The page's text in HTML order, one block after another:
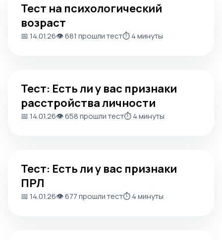
Тест на психологический
возраст
📅 14.01.26👁️ 681 прошли тест⏱️ 4 минуты
Тест: Есть ли у вас признаки
расстройства личности
📅 14.01.26👁️ 658 прошли тест⏱️ 4 минуты
Тест: Есть ли у вас признаки
ПРЛ
📅 14.01.26👁️ 677 прошли тест⏱️ 4 минуты